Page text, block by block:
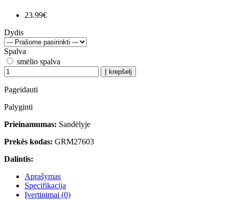
23.99€
Dydis
Spalva
smėlio spalva
Į krepšelį
Pageidauti
Palyginti
Prieinamumas: Sandėlyje
Prekės kodas: GRM27603
Dalintis:
Aprašymas
Specifikacija
Įvertinimai (0)